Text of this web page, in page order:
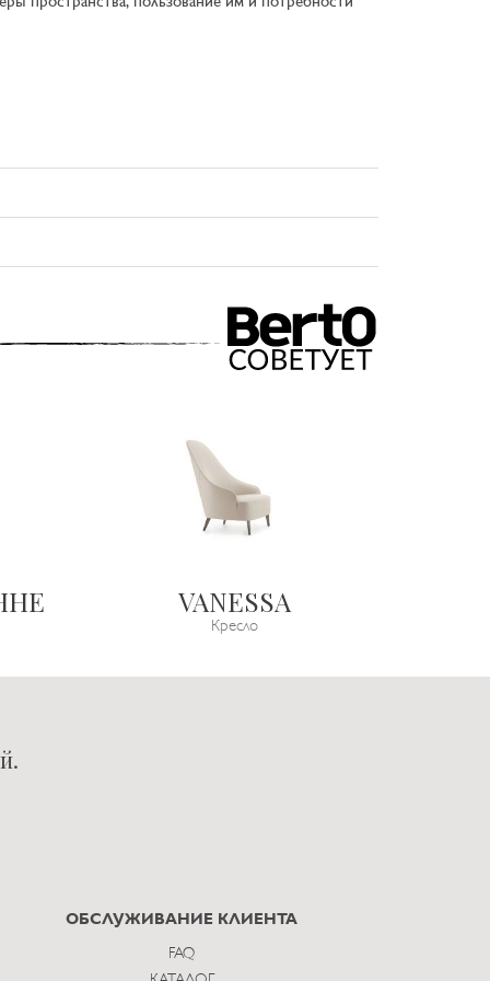
VANESSA
Кресло
ОБСЛУЖИВАНИЕ КЛИЕНТА
FAQ